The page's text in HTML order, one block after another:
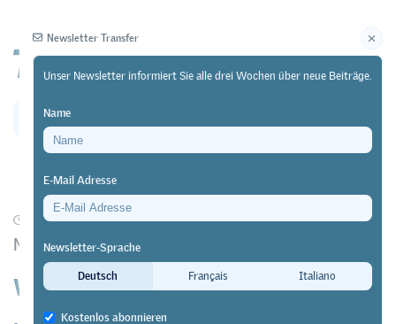
01/09/17 Praxis https://doi.org/10.64829/1564
Neues Buch im hep verlag
Wie man interdisziplinär
Newsletter Transfer
Unser Newsletter informiert Sie alle drei Wochen über neue Beiträge.
Name
E-Mail Adresse
Newsletter-Sprache
Deutsch
Français Italiano
Kostenlos abonnieren